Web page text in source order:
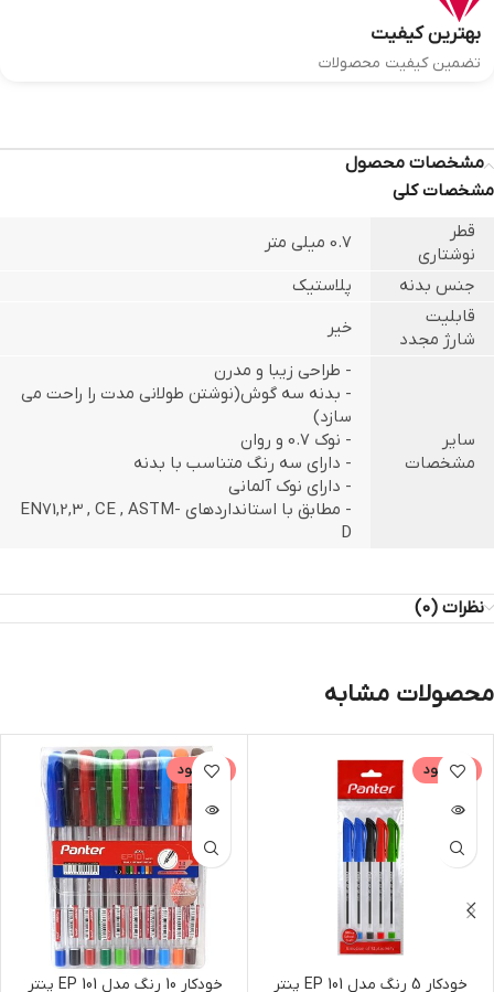
بهترین کیفیت
تضمین کیفیت محصولات
مشخصات محصول
مشخصات کلی
قطر
نوشتاری
0.7 میلی متر
جنس بدنه
پلاستیک
قابلیت
شارژ مجدد
خیر
سایر
مشخصات
- طراحی زیبا و مدرن
- بدنه سه گوش(نوشتن طولانی مدت را راحت می
سازد)
- نوک 0.7 و روان
- دارای سه رنگ متناسب با بدنه
- دارای نوک آلمانی
- مطابق با استانداردهای EN71,2,3 , CE , ASTM-
D
نظرات (0)
محصولات مشابه
ناموجود
خودکار 5 رنگ مدل EP 101 پنتر
ناموجود
خودکار 10 رنگ مدل EP 101 پنتر